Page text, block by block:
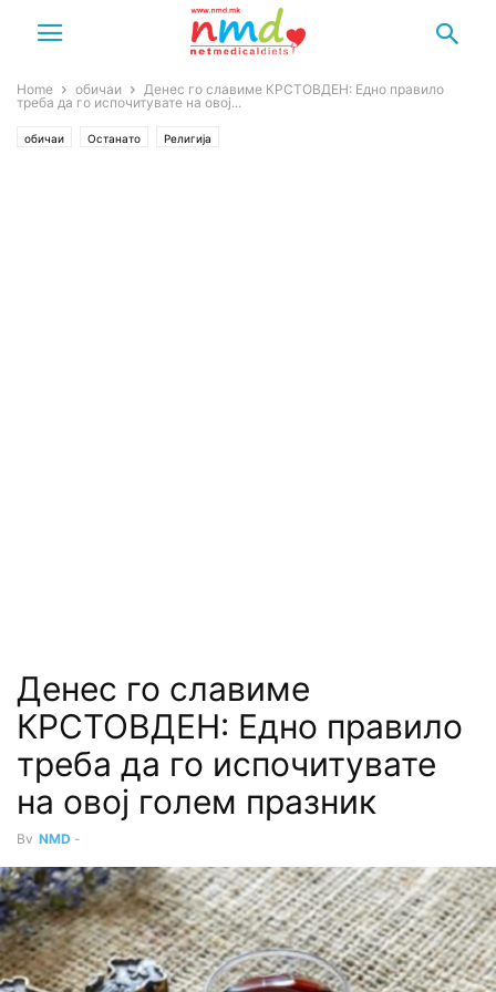
Home обичаи
Денес го славиме КРСТОВДЕН: Едно правило
треба да го испочитувате на овој...
обичаи Останато Религија
Денес го славиме
КРСТОВДЕН: Едно правило
треба да го испочитувате
на овој голем празник
By NMD -